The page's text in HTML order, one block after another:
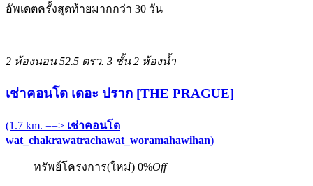
อัพเดตครั้งสุดท้ายมากกว่า 30 วัน
2 ห้องนอน 52.5 ตรว. 3 ชั้น 2 ห้องน้ำ
เช่าคอนโด เดอะ ปราก [THE PRAGUE]
(1.7 km. ==> เช่าคอนโด
wat_chakrawatrachawat_woramahawihan)
ทรัพย์โครงการ(ใหม่) 0%Off